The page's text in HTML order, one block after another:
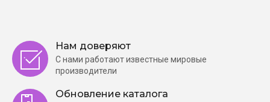
Нам доверяют
С нами работают известные мировые
производители
Обновление каталога